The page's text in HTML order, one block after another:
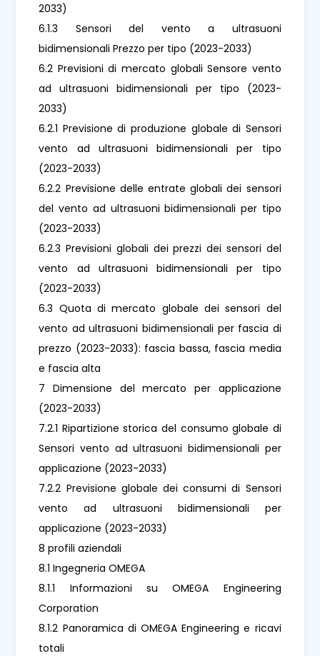
2033)
6.1.3 Sensori del vento a ultrasuoni
bidimensionali Prezzo per tipo (2023-2033)
6.2 Previsioni di mercato globali Sensore vento
ad ultrasuoni bidimensionali per tipo (2023-
2033)
6.2.1 Previsione di produzione globale di Sensori
vento ad ultrasuoni bidimensionali per tipo
(2023-2033)
6.2.2 Previsione delle entrate globali dei sensori
del vento ad ultrasuoni bidimensionali per tipo
(2023-2033)
6.2.3 Previsioni globali dei prezzi dei sensori del
vento ad ultrasuoni bidimensionali per tipo
(2023-2033)
6.3 Quota di mercato globale dei sensori del
vento ad ultrasuoni bidimensionali per fascia di
prezzo (2023-2033): fascia bassa, fascia media
e fascia alta
7 Dimensione del mercato per applicazione
(2023-2033)
7.2.1 Ripartizione storica del consumo globale di
Sensori vento ad ultrasuoni bidimensionali per
applicazione (2023-2033)
7.2.2 Previsione globale dei consumi di Sensori
vento ad ultrasuoni bidimensionali per
applicazione (2023-2033)
8 profili aziendali
8.1 Ingegneria OMEGA
8.1.1 Informazioni su OMEGA Engineering
Corporation
8.1.2 Panoramica di OMEGA Engineering e ricavi
totali